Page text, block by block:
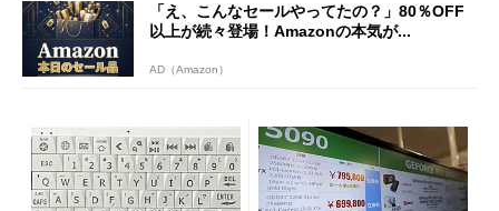
「え、こんなセールやってたの？」80％OFF
以上が続々登場！Amazonの本気が...
AD（Amazon）